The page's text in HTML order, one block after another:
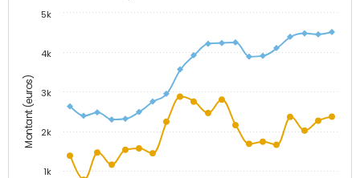
Montant (euros)
1k
2k
3k
4k
5k